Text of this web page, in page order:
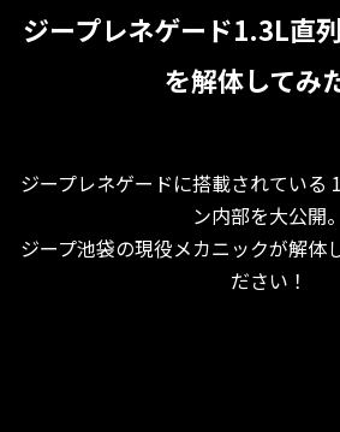
ジープレネゲード1.3L直
を解体してみ
ジープレネゲードに搭載されている
ン内部を大公開。
ジープ池袋の現役メカニックが解体
ださい！